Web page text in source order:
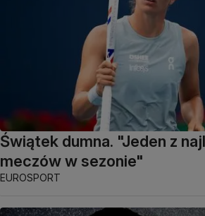
Świątek dumna. "Jeden z
meczów w sezonie"
EUROSPORT